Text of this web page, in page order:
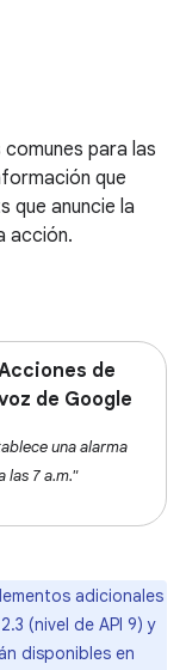
para las
que
que anuncie la
acción.
de
de Google
una alarma
las 7 a.m."
adicionales
(nivel de API 9) y
disponibles en